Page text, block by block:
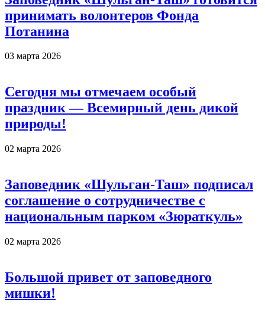
принимать волонтеров Фонда
Потанина
03 марта 2026
Сегодня мы отмечаем особый
праздник — Всемирный день дикой
природы!
02 марта 2026
Заповедник «Шульган-Таш» подписал
соглашение о сотрудничестве с
национальным парком «Зюраткуль»
02 марта 2026
Большой привет от заповедного
мишки!